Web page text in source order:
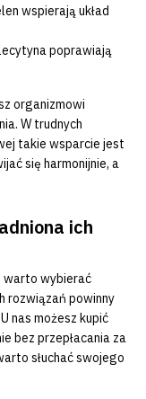
wspierają układ
poprawiają
organizmowi
W trudnych
takie wsparcie jest
się harmonijnie, a
ich
warto wybierać
rozwiązań powinny
nas możesz kupić
bez przepłacania za
słuchać swojego